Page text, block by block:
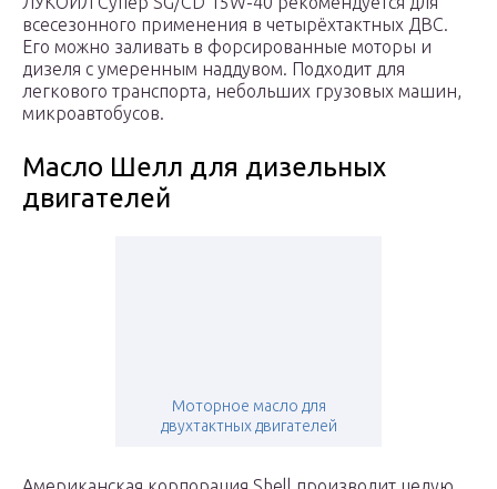
всесезонного применения в четырёхтактных ДВС.
Его можно заливать в форсированные моторы и
дизеля с умеренным наддувом. Подходит для
легкового транспорта, небольших грузовых машин,
микроавтобусов.
Масло Шелл для дизельных
двигателей
Моторное масло для
двухтактных двигателей